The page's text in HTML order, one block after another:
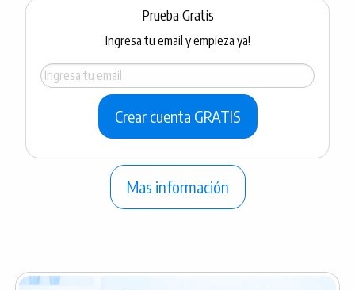
Prueba Gratis
Ingresa tu email y empieza ya!
Mas información